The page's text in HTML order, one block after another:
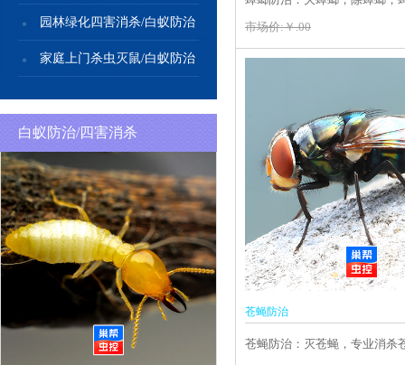
园林绿化四害消杀/白蚁防治
家庭上门杀虫灭鼠/白蚁防治
白蚁防治/四害消杀
市场价:￥.00
苍蝇防治
苍蝇防治：灭苍蝇，专业消杀